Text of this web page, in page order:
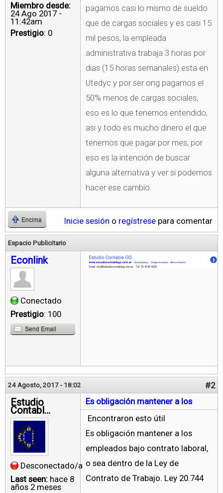
Miembro desde:
24 Ago 2017 -
11:42am
Prestigio: 0
pagamos casi lo mismo de sueldo
que de cargas sociales y es casi 15
mil pesos, la empleada
administrativa trabaja 3 horas por
dias (15 horas semanales) esta en
Utedyc y por ser ong pagamos el
50% menos de cargas sociales,
eso es lo que tenemos entendido,
asi y todo es mucho dinero el que
tenemos que pagar por mes, por
eso es la intención de buscar
alguna alternativa y ver si podemos
hacer ese cambio.
Encima Inicie sesión o regístrese para comentar
Espacio Publicitario
Econlink
Conectado
Prestigio: 100
Send Email
24 Agosto, 2017 - 18:02 #2
Estudio
Contabl...
Desconectado/a
Last seen: hace 8
años 2 meses
Es obligación mantener a los
Encontraron esto útil
Es obligación mantener a los
empleados bajo contrato laboral,
o sea dentro de la Ley de
Contrato de Trabajo. Ley 20.744